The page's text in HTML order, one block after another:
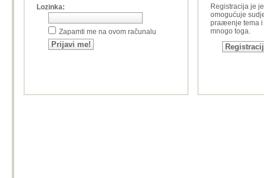
Lozinka:
Zapamti me na ovom računalu
Registracija je
omogućuje
praæenje tema i
mnogo toga.